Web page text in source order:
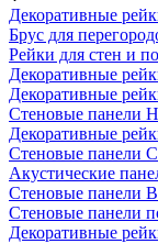
Декоративные
Брус для
Рейки для стен и
Декоративные
Декоративные
Стеновые панели
Декоративные
Стеновые панели
Акустические
Стеновые панели
Стеновые панели
Декоративные